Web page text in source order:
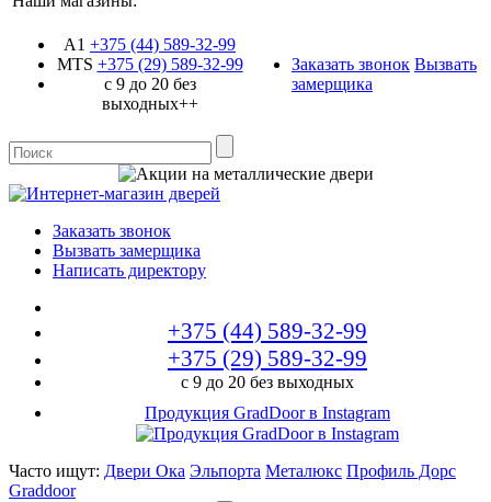
A1 +375 (44) 589-32-99
MTS +375 (29)589-32-99
с 9 до 20 без
выходных++
Заказать звонок Вызвать
замерщика
Заказать звонок
Вызвать замерщика
Написать директору
+375 (44) 589-32-99
+375 (29) 589-32-99
с 9 до 20 без выходных
Продукция GradDoor в Instagram
Часто ищут: Двери Ока Эльпорта Металюкс Профиль Дорс
Graddoor